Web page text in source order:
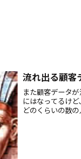
流れ出る顧客
また顧客データ
にはなってるけ
どのくらいの数